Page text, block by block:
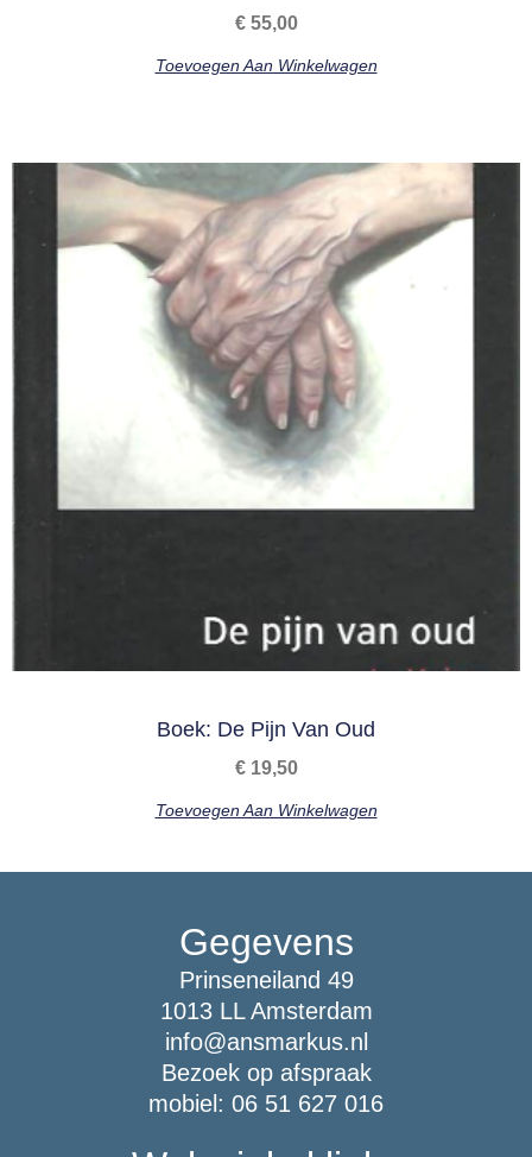
€55,00
Toevoegen Aan Winkelwagen
Boek: De Pijn Van Oud
€19,50
Toevoegen Aan Winkelwagen
Gegevens
Prinseneiland 49
1013 LL Amsterdam
info@ansmarkus.nl
Bezoek op afspraak
mobiel: 06 51 627 016